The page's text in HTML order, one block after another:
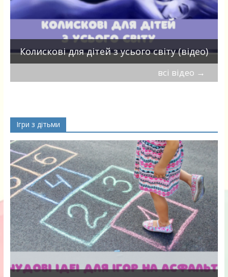
Колискові для дітей з усього світу (відео)
всі відео →
Ігри з дітьми